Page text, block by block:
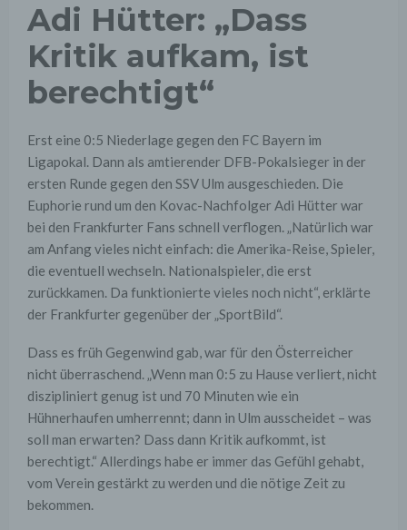
Adi Hütter: „Dass
Kritik aufkam, ist
berechtigt“
Erst eine 0:5 Niederlage gegen den FC Bayern im
Ligapokal. Dann als amtierender DFB-Pokalsieger in der
ersten Runde gegen den SSV Ulm ausgeschieden. Die
Euphorie rund um den Kovac-Nachfolger Adi Hütter war
bei den Frankfurter Fans schnell verflogen. „Natürlich war
am Anfang vieles nicht einfach: die Amerika-Reise, Spieler,
die eventuell wechseln. Nationalspieler, die erst
zurückkamen. Da funktionierte vieles noch nicht“, erklärte
der Frankfurter gegenüber der „SportBild“.
Dass es früh Gegenwind gab, war für den Österreicher
nicht überraschend. „Wenn man 0:5 zu Hause verliert, nicht
diszipliniert genug ist und 70 Minuten wie ein
Hühnerhaufen umherrennt; dann in Ulm ausscheidet – was
soll man erwarten? Dass dann Kritik aufkommt, ist
berechtigt.“ Allerdings habe er immer das Gefühl gehabt,
vom Verein gestärkt zu werden und die nötige Zeit zu
bekommen.